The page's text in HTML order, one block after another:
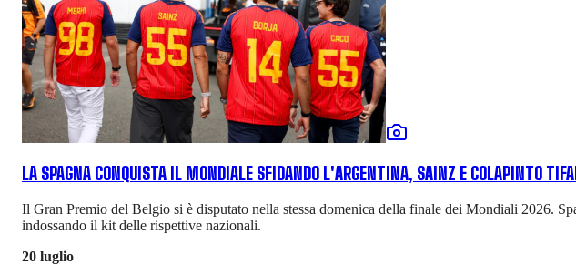
LA SPAGNA CONQUISTA IL MONDIALE SFIDANDO L'ARGENTINA, SAINZ E COLAPINTO
Il Gran Premio del Belgio si è disputato nella stessa domenica della finale dei Mondiali 2026.
indossando il kit delle rispettive nazionali.
20 luglio